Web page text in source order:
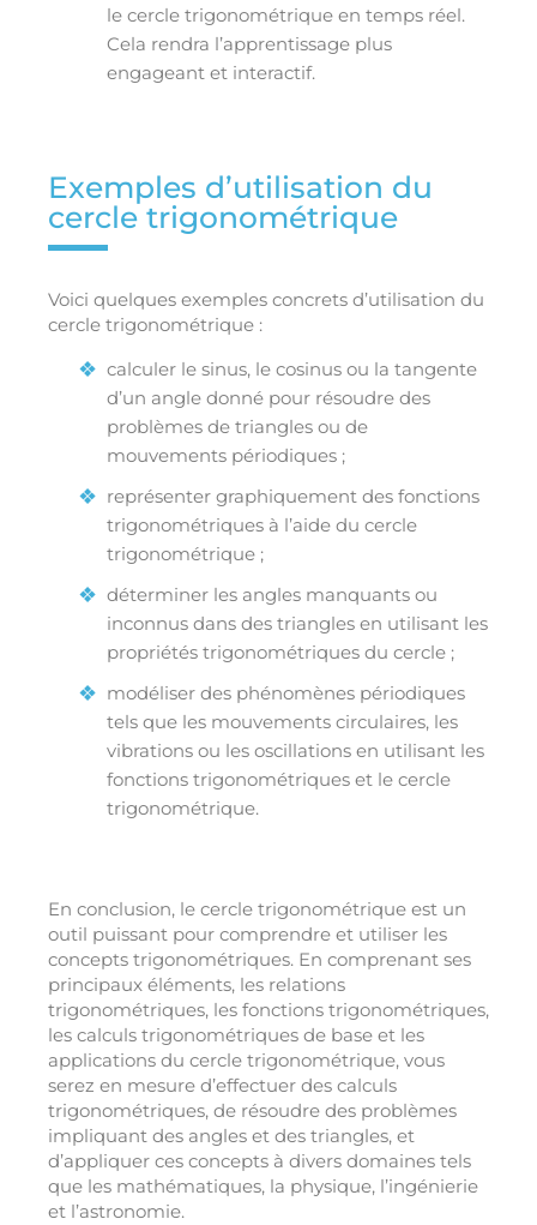
le cercle trigonométrique en temps réel.
Cela rendra l’apprentissage plus
engageant et interactif.
Exemples d’utilisation du
cercle trigonométrique
Voici quelques exemples concrets d’utilisation du
cercle trigonométrique :
calculer le sinus, le cosinus ou la tangente
d’un angle donné pour résoudre des
problèmes de triangles ou de
mouvements périodiques ;
représenter graphiquement des fonctions
trigonométriques à l’aide du cercle
trigonométrique ;
déterminer les angles manquants ou
inconnus dans des triangles en utilisant les
propriétés trigonométriques du cercle ;
modéliser des phénomènes périodiques
tels que les mouvements circulaires, les
vibrations ou les oscillations en utilisant les
fonctions trigonométriques et le cercle
trigonométrique.
En conclusion, le cercle trigonométrique est un
outil puissant pour comprendre et utiliser les
concepts trigonométriques. En comprenant ses
principaux éléments, les relations
trigonométriques, les fonctions trigonométriques,
les calculs trigonométriques de base et les
applications du cercle trigonométrique, vous
serez en mesure d’effectuer des calculs
trigonométriques, de résoudre des problèmes
impliquant des angles et des triangles, et
d’appliquer ces concepts à divers domaines tels
que les mathématiques, la physique, l’ingénierie
et l’astronomie.